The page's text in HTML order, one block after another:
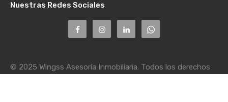
Nuestras Redes Sociales
© 2025 Wingss Asesoría Inmobiliaria. Todos los derechos